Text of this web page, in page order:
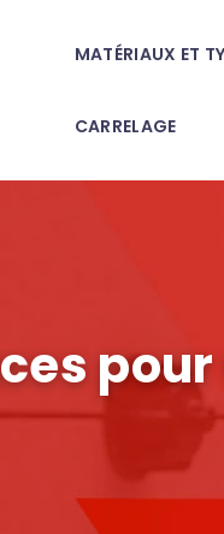
MATÉRIAUX ET
CARRELAGE